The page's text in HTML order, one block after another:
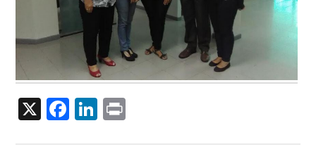
X Facebook
LinkedIn